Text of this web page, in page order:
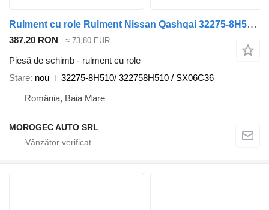
Rulment cu role Rulment Nissan Qashqai 32275-8H510/ 322758H510 / SX06C36 pentru automobil Nissan Qashqai
387,20 RON ≈ 73,80 EUR
Piesă de schimb - rulment cu role
Stare nou
32275-8H510/ 322758H510 / SX06C36
România, Baia Mare
MOROGEC AUTO SRL